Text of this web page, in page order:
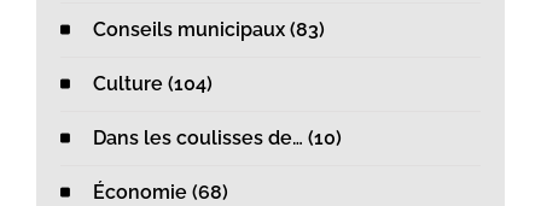
Conseils municipaux (83)
Culture (104)
Dans les coulisses de… (10)
Économie (68)